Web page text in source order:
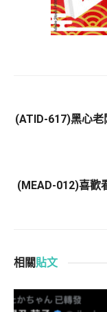
(ATID-617)黑心
(MEAD-012)喜歡
相關貼文